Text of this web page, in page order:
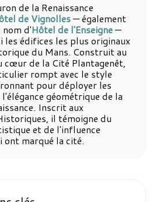
de la Renaissance
de Vignolles— également
nom d'Hôtel de l'Enseigne—
les édifices les plus originaux
du Mans. Construit au
cœur de la Cité Plantagenêt,
rompt avec le style
pour déployer les
géométrique de la
Inscrit aux
il témoigne du
et de l'influence
ont marqué la cité.